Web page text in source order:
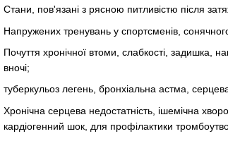
Стани, пов'язані з рясною питливістю після
Напружених тренувань у спортсменів,
Почуття хронічної втоми, слабкості, задишка,
вночі;
туберкульоз легень, бронхіальна астма,
Хронічна серцева недостатність, ішемічна
кардіогенний шок, для профілактики